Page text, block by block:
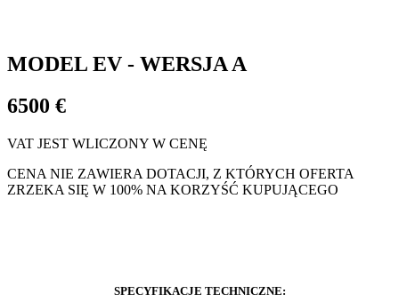
MODEL EV - WERSJA A
6500 €
VAT JEST WLICZONY W CENĘ
CENA NIE ZAWIERA DOTACJI, Z KTÓRYCH OFERTA
ZRZEKA SIĘ W 100% NA KORZYŚĆ KUPUJĄCEGO
SPECYFIKACJE TECHNICZNE: